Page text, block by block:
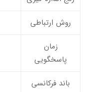
روش ارتباطی
زمان
پاسخگویی
باند فرکانسی